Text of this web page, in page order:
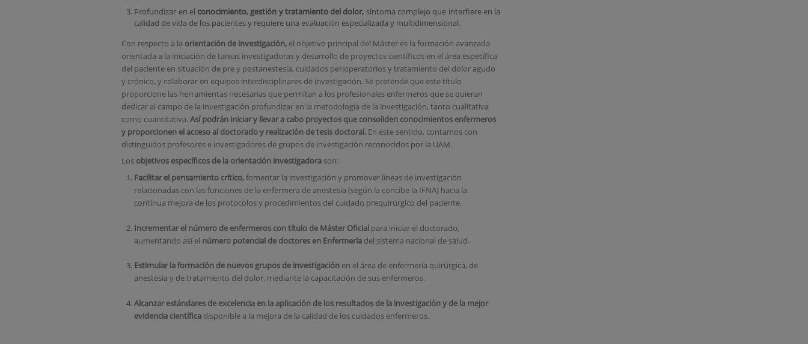
Profundizar en el conocimiento, gestión y tratamiento del dolor, síntoma complejo que interfiere en la
calidad de vida de los pacientes y requiere una evaluación especializada y multidimensional.
Con respecto a la orientación de investigación, el objetivo principal del Máster es la formación avanzada
orientada a la iniciación de tareas investigadoras y desarrollo de proyectos científicos en el área específica
del paciente en situación de pre y postanestesia, cuidados perioperatorios y tratamiento del dolor agudo
y crónico, y colaborar en equipos interdisciplinares de investigación. Se pretende que este título
proporcione las herramientas necesarias que permitan a los profesionales enfermeros que se quieran
dedicar al campo de la investigación profundizar en la metodología de la investigación, tanto cualitativa
como cuantitativa. Así podrán iniciar y llevar a cabo proyectos que consoliden conocimientos enfermeros
y proporcionen el acceso al doctorado y realización de tesis doctoral. En este sentido, contamos con
distinguidos profesores e investigadores de grupos de investigación reconocidos por la UAM.
Los objetivos específicos de la orientación investigadora son:
Facilitar el pensamiento crítico,fomentar la investigación y promover líneas de investigación
relacionadas con las funciones de la enfermera de anestesia (según la concibe la IFNA) hacia la
continua mejora de los protocolos y procedimientos del cuidado prequirúrgico del paciente.
Incrementar el número de enfermeros con título de Máster Oficial para iniciar el doctorado,
aumentando así el número potencial de doctores en Enfermería del sistema nacional de salud.
Estimular laformación de nuevos grupos de investigación en el área de enfermería quirúrgica, de
anestesia y de tratamiento del dolor, mediante la capacitación de sus enfermeros.
Alcanzarestándares de excelencia en la aplicación de los resultados de la investigación y de la mejor
evidencia científica disponible a la mejora de la calidad de los cuidados enfermeros.